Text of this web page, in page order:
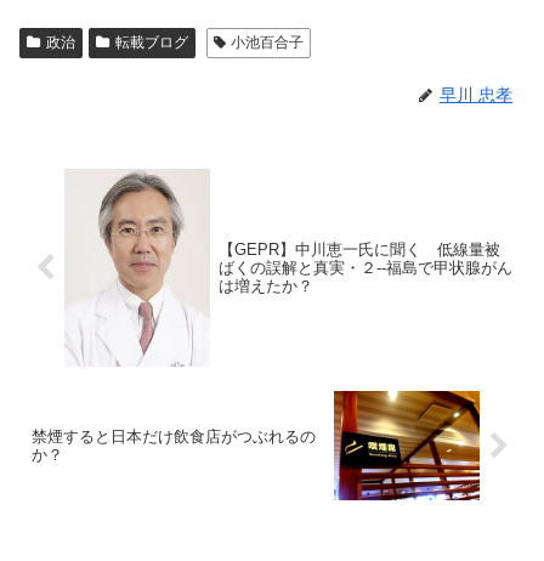
政治 転載ブログ 小池百合子
早川 忠孝
【GEPR】中川恵一氏に聞く 低線量被
ばくの誤解と真実・２--福島で甲状腺がん
は増えたか？
禁煙すると日本だけ飲食店がつぶれるの
か？